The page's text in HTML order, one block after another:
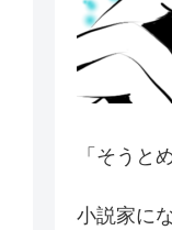
「そうと
小説家に